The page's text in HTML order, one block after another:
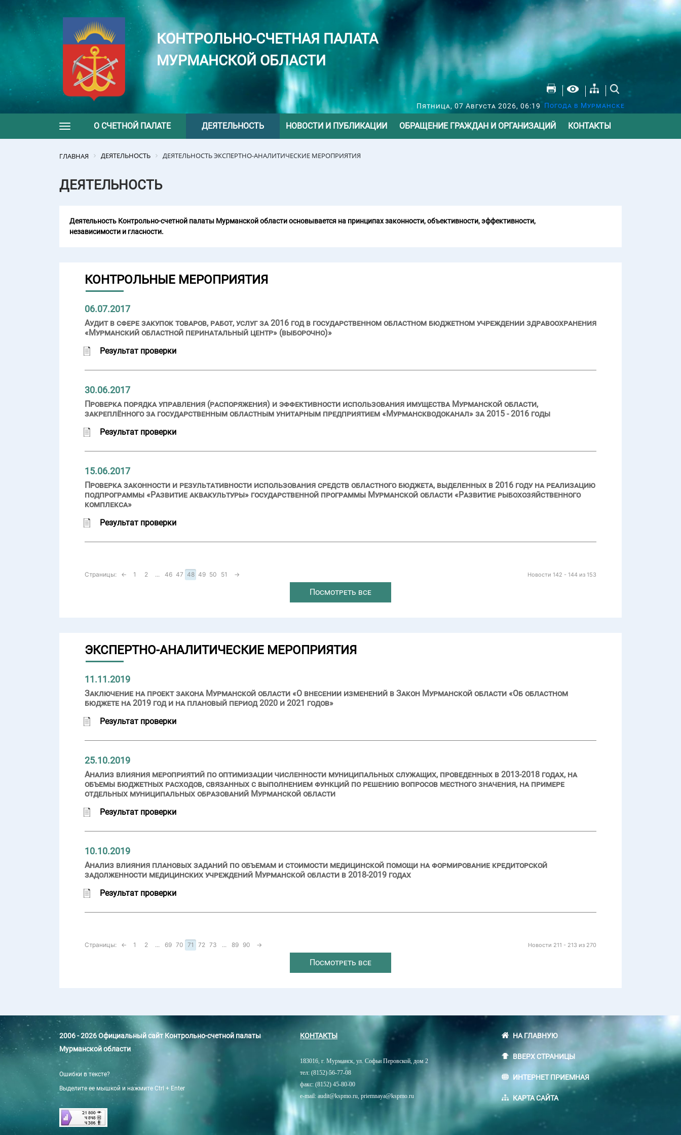
КОНТРОЛЬНО-СЧЕТНАЯ ПАЛАТА
МУРМАНСКОЙ ОБЛАСТИ
Пятница, 07 Августа 2026, 06:19 Погода в Мурманске
Toggle navigation
О СЧЕТНОЙ ПАЛАТЕ ДЕЯТЕЛЬНОСТЬ НОВОСТИ И ПУБЛИКАЦИИ ОБРАЩЕНИЕ ГРАЖДАН И ОРГАНИЗАЦИЙ КОНТАКТЫ
ГЛАВНАЯ ДЕЯТЕЛЬНОСТЬ ДЕЯТЕЛЬНОСТЬ ЭКСПЕРТНО-АНАЛИТИЧЕСКИЕ МЕРОПРИЯТИЯ
ДЕЯТЕЛЬНОСТЬ
Деятельность Контрольно-счетной палаты Мурманской области основывается на принципах законности, объективности, эффективности,
независимости и гласности.
КОНТРОЛЬНЫЕ МЕРОПРИЯТИЯ
06.07.2017
Аудит в сфере закупок товаров, работ, услуг за 2016 год в государственном областном бюджетном учреждении здравоохранения
«Мурманский областной перинатальный центр» (выборочно)»
Результат проверки
30.06.2017
Проверка порядка управления (распоряжения) и эффективности использования имущества Мурманской области,
закреплённого за государственным областным унитарным предприятием «Мурманскводоканал» за 2015 - 2016 годы
Результат проверки
15.06.2017
Проверка законности и результативности использования средств областного бюджета, выделенных в 2016 году на реализацию
подпрограммы «Развитие аквакультуры» государственной программы Мурманской области «Развитие рыбохозяйственного
комплекса»
Результат проверки
Новости 142 - 144 из 153
Страницы: ← 1 2 ... 46 47 48 49 50 51 →
Посмотреть все
ЭКСПЕРТНО-АНАЛИТИЧЕСКИЕ МЕРОПРИЯТИЯ
11.11.2019
Заключение на проект закона Мурманской области «О внесении изменений в Закон Мурманской области «Об областном
бюджете на 2019 год и на плановый период 2020 и 2021 годов»
Результат проверки
25.10.2019
Анализ влияния мероприятий по оптимизации численности муниципальных служащих, проведенных в 2013-2018 годах, на
объемы бюджетных расходов, связанных с выполнением функций по решению вопросов местного значения, на примере
отдельных муниципальных образований Мурманской области
Результат проверки
10.10.2019
Анализ влияния плановых заданий по объемам и стоимости медицинской помощи на формирование кредиторской
задолженности медицинских учреждений Мурманской области в 2018-2019 годах
Результат проверки
Новости 211 - 213 из 270
Страницы: ← 1 2 ... 69 70 71 72 73 ... 89 90 →
Посмотреть все
2006 - 2026 Официальный сайт Контрольно-счетной палаты
Мурманской области
Ошибки в тексте?
Выделите ее мышкой и нажмите Ctrl + Enter
КОНТАКТЫ
183016, г. Мурманск, ул. Софьи Перовской, дом 2
тел: (8152) 56-77-08
факс: (8152) 45-80-00
e-mail: audit@kspmo.ru, priemnaya@kspmo.ru
НА ГЛАВНУЮ
ВВЕРХ СТРАНИЦЫ
ИНТЕРНЕТ ПРИЕМНАЯ
КАРТА САЙТА